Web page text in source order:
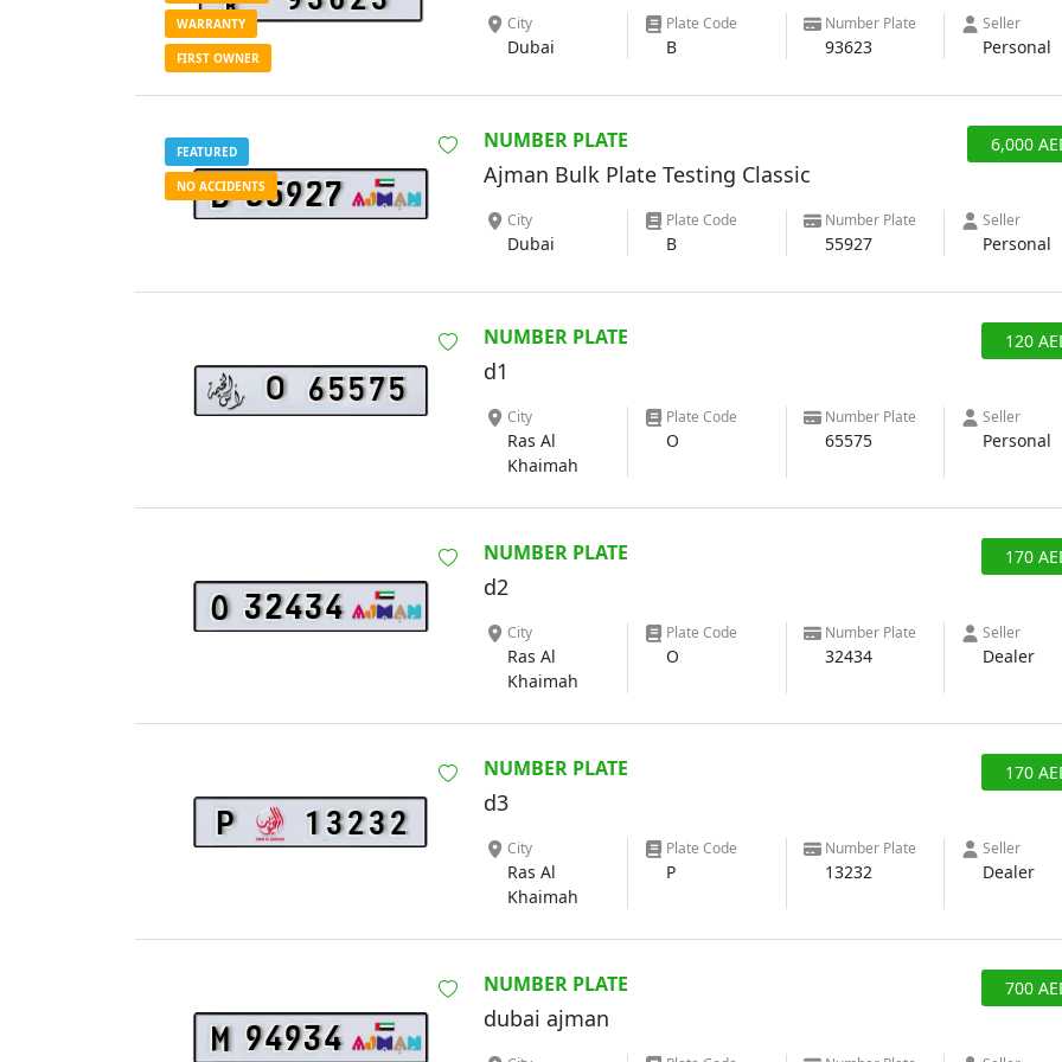
WARRANTY
FIRST OWNER
B
City
Dubai
Plate Code
B
Number Plate
93623
Seller
Personal
FEATURED
NO ACCIDENTS
B 55927
NUMBER PLATE
Ajman Bulk Plate Testing Classic
6,000
City
Dubai
Plate Code
B
Number Plate
55927
Seller
Personal
O 65575
NUMBER PLATE
d1
120
City
Ras Al
Khaimah
Plate Code
O
Number Plate
65575
Seller
Personal
O 32434
NUMBER PLATE
d2
170
City
Ras Al
Khaimah
Plate Code
O
Number Plate
32434
Seller
Dealer
P 13232
NUMBER PLATE
d3
170
City
Ras Al
Khaimah
Plate Code
P
Number Plate
13232
Seller
Dealer
M 94934
NUMBER PLATE
dubai ajman
700